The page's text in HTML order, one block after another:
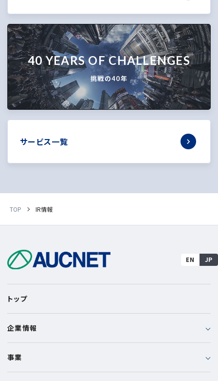
40 YEARS OF CHALLENGES
挑戦の40年
サービス一覧
TOP IR情報
EN JP
トップ
企業情報
事業